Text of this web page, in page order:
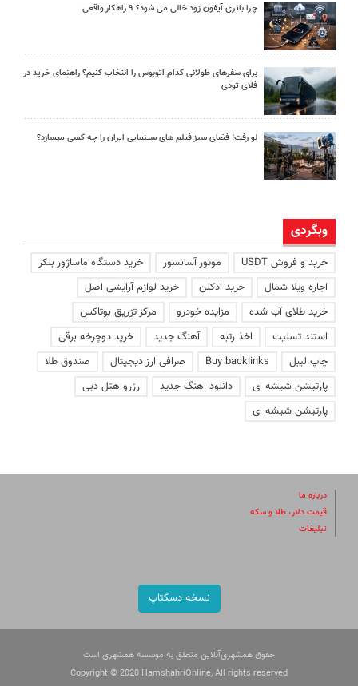
چرا باتری آیفون زود خالی می شود؟ ۹ راهکار واقعی
برای سفرهای طولانی کدام اتوبوس را انتخاب کنیم؟ راهنمای خرید در
فلای تودی
لو رفت! فضای سبز فیلم های سینمایی ایران را چه کسی میسازد؟
وبگردی
خرید و فروش USDT موتور آسانسور
خرید دستگاه ماساژور بلکر
اجاره ویلا شمال
خرید ادکلن
خرید لوازم آرایشی اصل
خرید طلای آب شده
مزایده خودرو
مرکز تزریق بوتاکس
استند تسلیت
اخذ رتبه آهنگ جدید
خرید دوچرخه برقی
چاپ لیبل
Buy backlinks صرافی ارز دیجیتال
صندوق طلا
پارتیشن شیشه ای
دانلود اهنگ جدید
رزرو هتل دبی
پارتیشن شیشه ای
درباره ما
قیمت دلار، طلا و سکه
تبلیغات
نسخه دسکتاپ
حقوق همشهری‌آنلاین متعلق به موسسه همشهری است
Copyright © 2020 HamshahriOnline, All rights reserved